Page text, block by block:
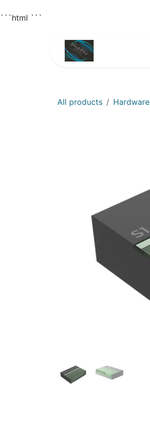
```html ```
All products Hardware